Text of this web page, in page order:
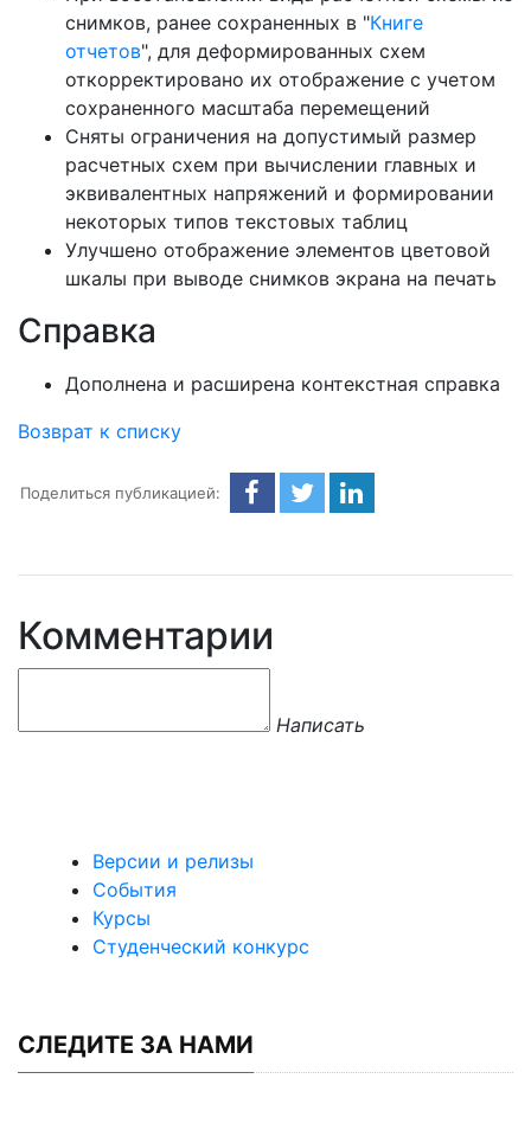
снимков, ранее сохраненных в "Книге
отчетов", для деформированных схем
откорректировано их отображение с учетом
сохраненного масштаба перемещений
Сняты ограничения на допустимый размер
расчетных схем при вычислении главных и
эквивалентных напряжений и формировании
некоторых типов текстовых таблиц
Улучшено отображение элементов цветовой
шкалы при выводе снимков экрана на печать
Справка
Дополнена и расширена контекстная справка
Возврат к списку
Поделиться публикацией:
Комментарии
Написать
Версии и релизы
События
Курсы
Студенческий конкурс
СЛЕДИТЕ ЗА НАМИ